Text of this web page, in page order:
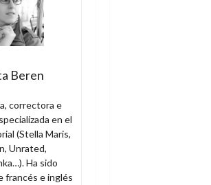
Beren
correctora e
en el
(Stella Maris,
Unrated,
Ha sido
francés e inglés